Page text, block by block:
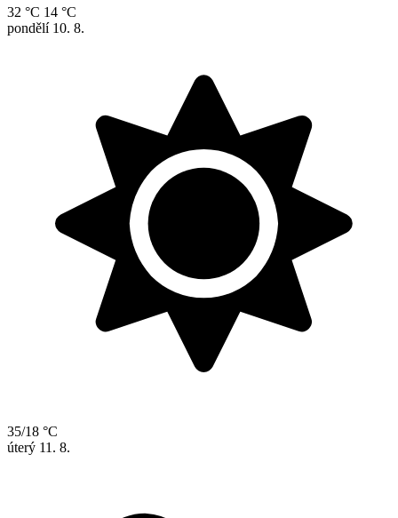
32 °C 14 °C
pondělí 10. 8.
35/18 °C
úterý 11. 8.